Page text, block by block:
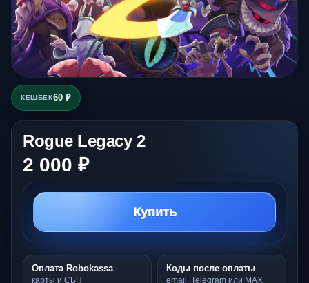
КЕШБЕК60 ₽
Rogue Legacy 2
2 000 ₽
Купить
Оплата Robokassa
карты и СБП
Коды после оплаты
email, Telegram или MAX